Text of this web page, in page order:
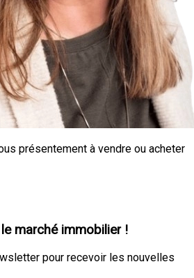
présentement à vendre ou acheter
marché immobilier !
pour recevoir les nouvelles